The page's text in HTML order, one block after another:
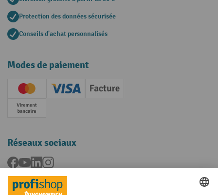
Protection des données sécurisée
Conseils d'achat personnalisés
Modes de paiement
Creditcard (Master)Creditcard (Visa)
Facture
Paiement anticipé
Réseaux sociaux
Facebook
YouTubeLinkedInInstagram